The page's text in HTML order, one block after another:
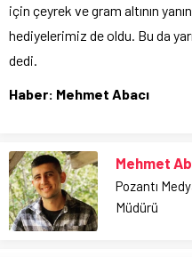
için çeyrek ve gram altının
hediyelerimiz de oldu. Bu da
dedi.
Haber: Mehmet Abacı
Mehmet
Pozantı
Müdürü